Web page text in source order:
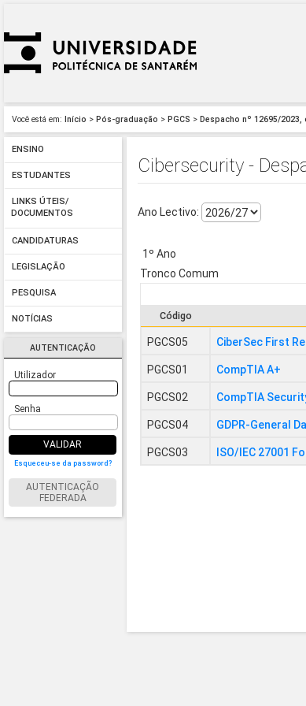
Você está em: Início > Pós-graduação > PGCS > Despacho nº 12695/2023,
ENSINO
ESTUDANTES
LINKS ÚTEIS/
DOCUMENTOS
CANDIDATURAS
LEGISLAÇÃO
PESQUISA
NOTÍCIAS
AUTENTICAÇÃO
Utilizador
Senha
VALIDAR
Esqueceu-se da password?
AUTENTICAÇÃO
FEDERADA
Cibersecurity -
Ano Lectivo:
1º Ano
Tronco Comum
Código
PGCS05 CiberSec First
PGCS01 CompTIA A+
PGCS02 CompTIA
PGCS04 GDPR-General
PGCS03 ISO/IEC 27001